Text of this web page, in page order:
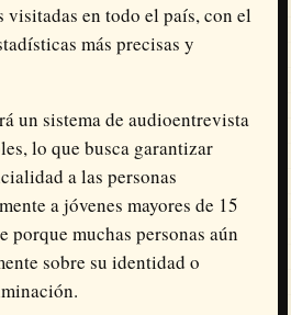
en todo el país, con el
más precisas y
un sistema de audioentrevista
lo que busca garantizar
a las personas
a jóvenes mayores de 15
porque muchas personas aún
sobre su identidad o